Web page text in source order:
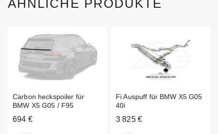
ÄHNLICHE PRODUKTE
Carbon heckspoiler für
BMW X5 G05 / F95
694 €
Fi Auspuff für BMW X5 G05
40i
3 825 €